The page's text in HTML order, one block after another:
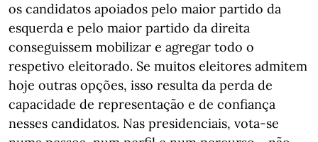
os candidatos apoiados pelo maior partido da
esquerda e pelo maior partido da direita
conseguissem mobilizar e agregar todo o
respetivo eleitorado. Se muitos eleitores admitem
hoje outras opções, isso resulta da perda de
capacidade de representação e de confiança
nesses candidatos. Nas presidenciais, vota-se